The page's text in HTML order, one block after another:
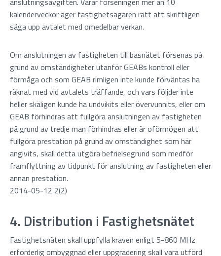
kalenderveckor äger fastighetsägaren rätt att skriftligen
säga upp avtalet med omedelbar verkan.
Om anslutningen av fastigheten till basnätet försenas på
grund av omständigheter utanför GEABs kontroll eller
förmåga och som GEAB rimligen inte kunde förväntas ha
räknat med vid avtalets träffande, och vars följder inte
heller skäligen kunde ha undvikits eller övervunnits, eller om
GEAB förhindras att fullgöra anslutningen av fastigheten
på grund av tredje man förhindras eller är oförmögen att
fullgöra prestation på grund av omständighet som här
angivits, skall detta utgöra befrielsegrund som medför
framflyttning av tidpunkt för anslutning av fastigheten eller
annan prestation.
2014-05-12 2(2)
4. Distribution i Fastighetsnätet
Fastighetsnäten skall uppfylla kraven enligt 5-860 MHz
erforderlig ombyggnad eller uppgradering skall vara utförd